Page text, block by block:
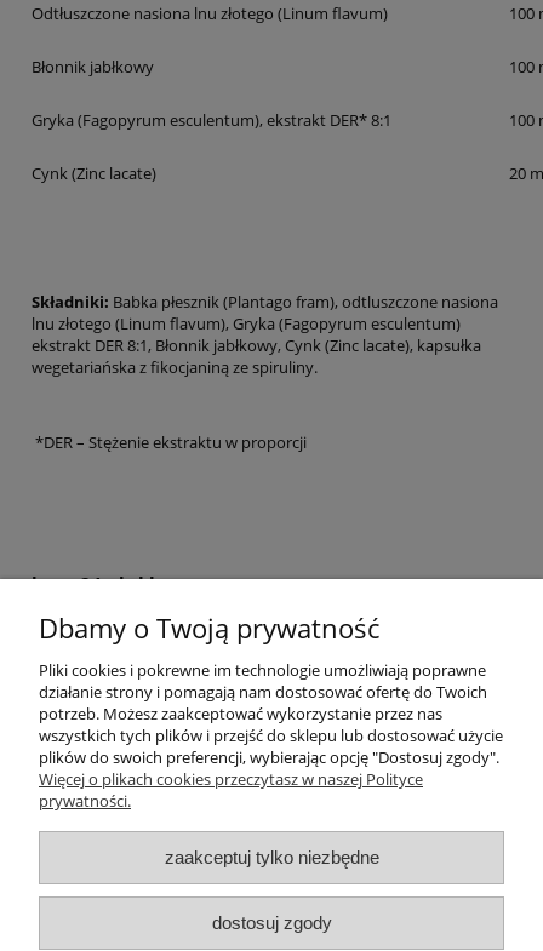
Odtłuszczone nasiona lnu złotego (Linum flavum) 100
Błonnik jabłkowy 100
Gryka (Fagopyrum esculentum), ekstrakt DER* 8:1 100
Cynk (Zinc lacate) 20
Składniki: Babka płesznik (Plantago fram), odtluszczone nasiona
lnu złotego (Linum flavum), Gryka (Fagopyrum esculentum)
ekstrakt DER 8:1, Błonnik jabłkowy, Cynk (Zinc lacate), kapsułka
wegetariańska z fikocjaniną ze spiruliny.
*DER – Stężenie ekstraktu w proporcji
krem24.pl sklep
+48 508 283 281
sklep@krem24.pl
Litewska 10
51-354Wrocław woj. dolnośląskie
NIP 8981978725
Pomoc
Moje konto
Płatności i dostawa
Dbamy o Twoją prywatność
Pliki cookies i pokrewne im technologie umożliwiają poprawne
działanie strony i pomagają nam dostosować ofertę do Twoich
potrzeb. Możesz zaakceptować wykorzystanie przez nas
wszystkich tych plików i przejść do sklepu lub dostosować użycie
plików do swoich preferencji, wybierając opcję "Dostosuj zgody".
Więcej o plikach cookies przeczytasz w naszej Polityce
prywatności.
zaakceptuj tylko niezbędne
dostosuj zgody